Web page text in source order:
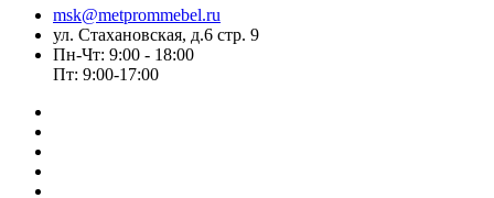
msk@metprommebel.ru
ул. Стахановская, д.6 стр. 9
Пн-Чт: 9:00 - 18:00
Пт: 9:00-17:00